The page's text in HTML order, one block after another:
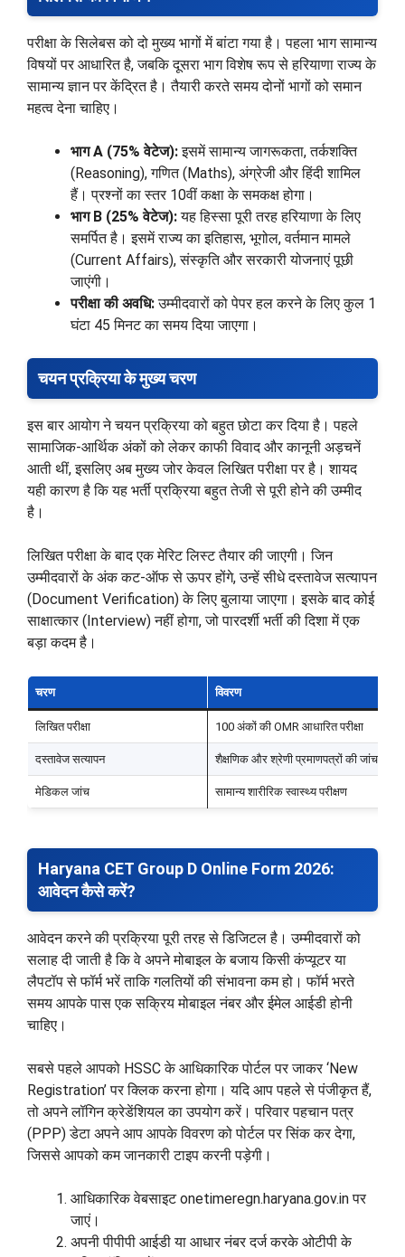
परीक्षा के सिलेबस को दो मुख्य भागों में बांटा गया है। पहला भाग सामान्य
विषयों पर आधारित है, जबकि दूसरा भाग विशेष रूप से हरियाणा राज्य के
सामान्य ज्ञान पर केंद्रित है। तैयारी करते समय दोनों भागों को समान
महत्व देना चाहिए।
भाग A (75% वेटेज):इसमें सामान्य जागरूकता, तर्कशक्ति
(Reasoning), गणित (Maths), अंग्रेजी और हिंदी शामिल
हैं। प्रश्नों का स्तर 10वीं कक्षा के समकक्ष होगा।
भाग B (25% वेटेज):यह हिस्सा पूरी तरह हरियाणा के लिए
समर्पित है। इसमें राज्य का इतिहास, भूगोल, वर्तमान मामले
(Current Affairs), संस्कृति और सरकारी योजनाएं पूछी
जाएंगी।
परीक्षा की अवधि:उम्मीदवारों को पेपर हल करने के लिए कुल 1
घंटा 45 मिनट का समय दिया जाएगा।
चयन प्रक्रिया के मुख्य चरण
इस बार आयोग ने चयन प्रक्रिया को बहुत छोटा कर दिया है। पहले
सामाजिक-आर्थिक अंकों को लेकर काफी विवाद और कानूनी अड़चनें
आती थीं, इसलिए अब मुख्य जोर केवल लिखित परीक्षा पर है। शायद
यही कारण है कि यह भर्ती प्रक्रिया बहुत तेजी से पूरी होने की उम्मीद
है।
लिखित परीक्षा के बाद एक मेरिट लिस्ट तैयार की जाएगी। जिन
उम्मीदवारों के अंक कट-ऑफ से ऊपर होंगे, उन्हें सीधे दस्तावेज सत्यापन
(Document Verification) के लिए बुलाया जाएगा। इसके बाद कोई
साक्षात्कार (Interview) नहीं होगा, जो पारदर्शी भर्ती की दिशा में एक
बड़ा कदम है।
चरण विवरण
लिखित परीक्षा 100 अंकों की OMR आधारित परीक्षा
दस्तावेज सत्यापन शैक्षणिक और श्रेणी प्रमाणपत्रों की जांच
मेडिकल जांच सामान्य शारीरिक स्वास्थ्य परीक्षण
Haryana CET Group D Online Form 2026:
आवेदन कैसे करें?
आवेदन करने की प्रक्रिया पूरी तरह से डिजिटल है। उम्मीदवारों को
सलाह दी जाती है कि वे अपने मोबाइल के बजाय किसी कंप्यूटर या
लैपटॉप से फॉर्म भरें ताकि गलतियों की संभावना कम हो। फॉर्म भरते
समय आपके पास एक सक्रिय मोबाइल नंबर और ईमेल आईडी होनी
चाहिए।
सबसे पहले आपको HSSC के आधिकारिक पोर्टल पर जाकर ‘New
Registration’ पर क्लिक करना होगा। यदि आप पहले से पंजीकृत हैं,
तो अपने लॉगिन क्रेडेंशियल का उपयोग करें। परिवार पहचान पत्र
(PPP) डेटा अपने आप आपके विवरण को पोर्टल पर सिंक कर देगा,
जिससे आपको कम जानकारी टाइप करनी पड़ेगी।
आधिकारिक वेबसाइट onetimeregn.haryana.gov.in पर
जाएं।
अपनी पीपीपी आईडी या आधार नंबर दर्ज करके ओटीपी के